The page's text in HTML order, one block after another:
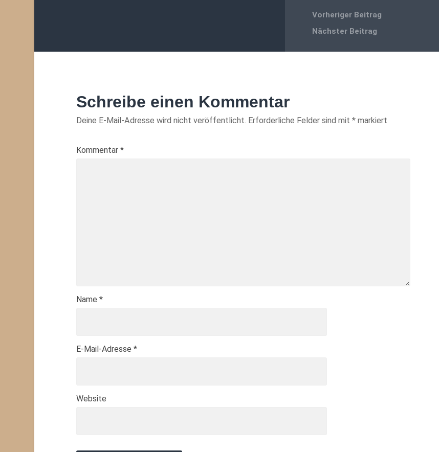
Vorheriger Beitrag
Nächster Beitrag
Schreibe einen Kommentar
Deine E-Mail-Adresse wird nicht veröffentlicht. Erforderliche Felder sind mit *markiert
Kommentar *
Name *
E-Mail-Adresse *
Website